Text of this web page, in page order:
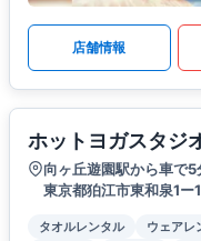
店舗情報
ホットヨガスタジ
向ヶ丘遊園駅から車で5
東京都狛江市東和泉1
タオルレンタル ウェアレ